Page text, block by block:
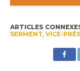
ARTICLES
SERMENT VICE-